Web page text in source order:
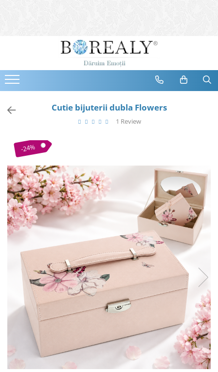
Bijuterii
Cercei
Bratari
Coliere
Tiare
Destinatari
Bijuterii Femei
Bijuterii Copii
Bijuterii Mirese
Selectii
Reduceri
Cele mai noi
Cele mai vandute
Cele mai votate
Cu video
0 Lei - 100 Lei
100 Lei - 200 Lei
200 Lei - 300 Lei
300 Lei - 500 Lei
500 Lei - 1000 Lei
1000 Lei +
Cutie bijuterii dubla Flowers
1 Review
-24%